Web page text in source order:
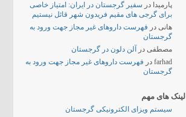
پارمیدا در سفیر گرجستان در ایران: امتیاز خاصی
برای گرجی های مقیم فریدون شهر قائل نیستیم
هانی در فهرست داروهای غیر مجاز جهت ورود به
گرجستان
مصطفی در
آلن دلون در گرجستان
farhad در فهرست داروهای غیر مجاز جهت ورود به
گرجستان
لینک های مهم
سیستم ویزای الکترونیکی گرجستان